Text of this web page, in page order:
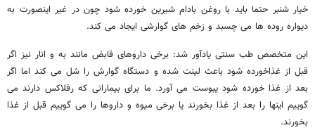
خیار شنبر حتما باید با روغن بادام شیرین خورده شود چون در غیر اینصورت به
دیواره روده ها می چسبد و زخم های گوارشی ایجاد می کند.
این متخصص طب سنتی یادآور شد: برخی داروهای قابض مانند به و انار نیز اگر
قبل از غذاخورده شود باعث لینت شده و دستگاه گوارش را شل می کند اما اگر
بعد از غذا خورده شود یبوست می آورد. ما برای بیمارانی که رفلاکس دارند می
گوییم اینها را بعد از غذا بخورند یا برخی میوه و داروها را می گوییم قبل از غذا
بخورند.